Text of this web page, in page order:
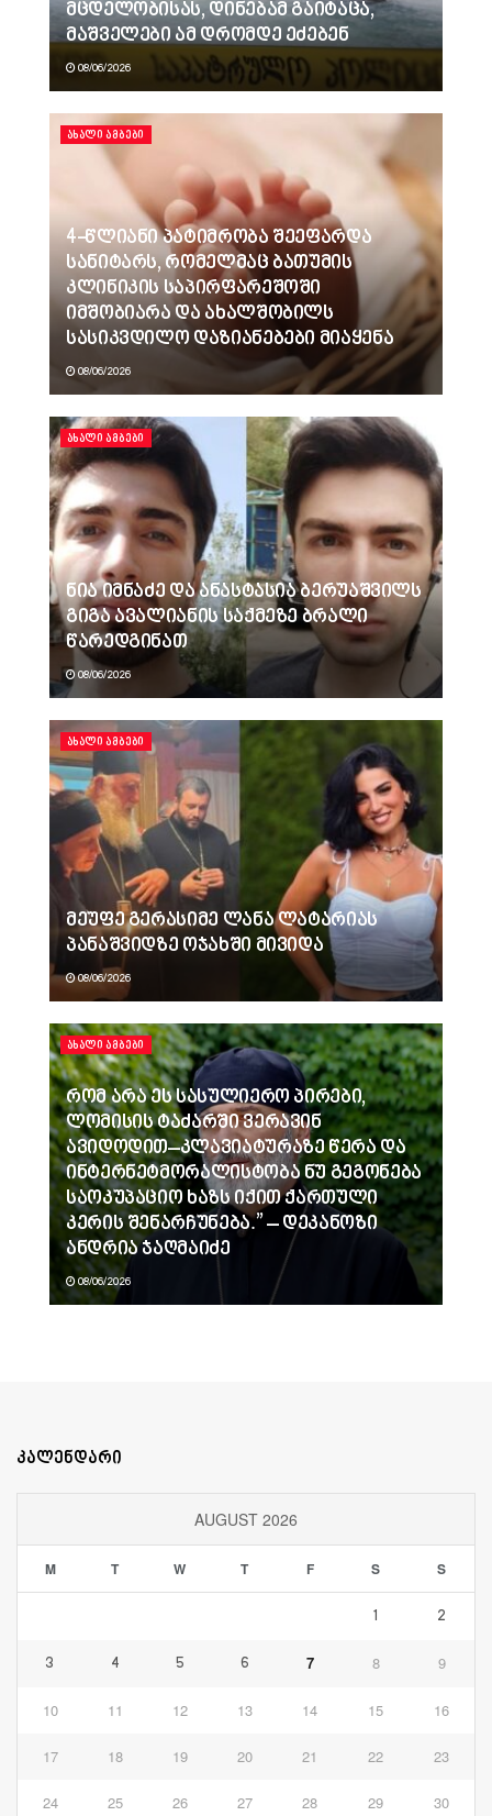
მცდელობისას, დინებამ გაიტაცა,
მაშველები ამ დრომდე ეძებენ
08/06/2026
ᲐᲮᲐᲚᲘ ᲐᲛᲑᲔᲑᲘ
4-წლიანი პატიმრობა შეეფარდა
სანიტარს, რომელმაც ბათუმის
კლინიკის საპირფარეშოში
იმშობიარა და ახალშობილს
სასიკვდილო დაზიანებები მიაყენა
08/06/2026
ᲐᲮᲐᲚᲘ ᲐᲛᲑᲔᲑᲘ
ნია იმნაძე და ანასტასია ბერუაშვილს
გიგა ავალიანის საქმეზე ბრალი
წარედგინათ
08/06/2026
ᲐᲮᲐᲚᲘ ᲐᲛᲑᲔᲑᲘ
მეუფე გერასიმე ლანა ლატარიას
პანაშვიდზე ოჯახში მივიდა
08/06/2026
ᲐᲮᲐᲚᲘ ᲐᲛᲑᲔᲑᲘ
რომ არა ეს სასულიერო პირები,
ლომისის ტაძარში ვერავინ
ავიდოდით–კლავიატურაზე წერა და
ინტერნეტმორალისტობა ნუ გეგონება
საოკუპაციო ხაზს იქით ქართული
კერის შენარჩუნება.” – დეკანოზი
ანდრია ჯაღმაიძე
08/06/2026
კალენდარი
AUGUST 2026
M T W T F S S
1 2
3 4 5 6 7 8 9
10 11 12 13 14 15 16
17 18 19 20 21 22 23
24 25 26 27 28 29 30